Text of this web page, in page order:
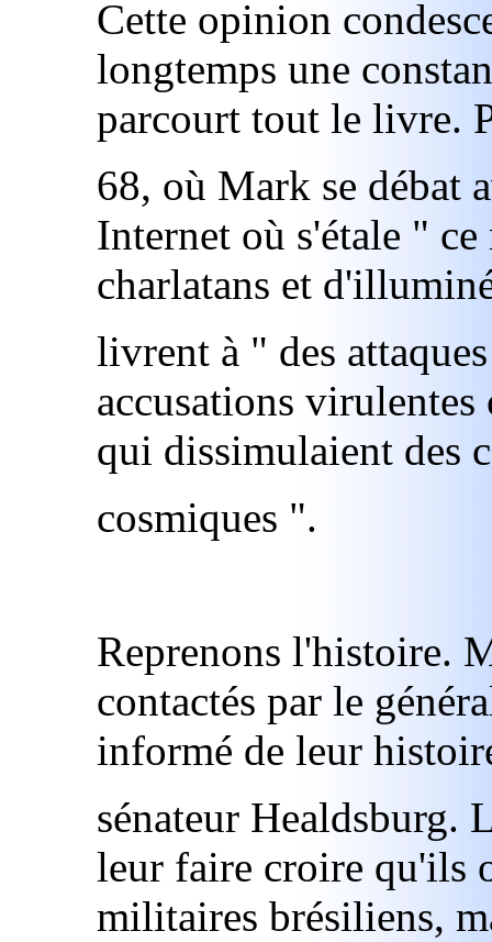
Cette opinion
longtemps une
parcourt tout le livre.
68, où Mark se débat
Internet où s'étale "
charlatans et
livrent à " des
accusations
qui dissimulaient des
cosmiques ".
Reprenons l'histoire.
contactés par le
informé de leur
sénateur Healdsburg.
leur faire croire qu'ils
militaires brésiliens,